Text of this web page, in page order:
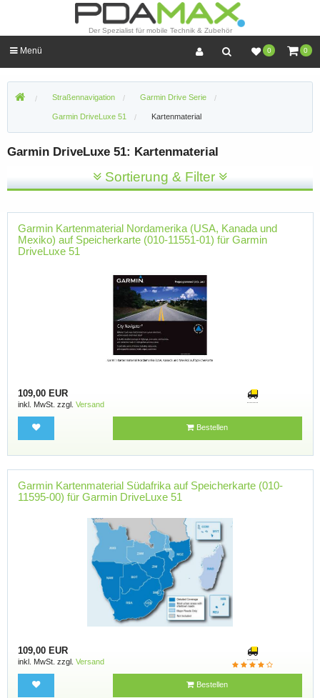
Der Spezialist für mobile Technik & Zubehör
0 0
Menü
Straßennavigation Garmin Drive Serie
Garmin DriveLuxe 51 Kartenmaterial
Garmin DriveLuxe 51: Kartenmaterial
Sortierung & Filter
Garmin Kartenmaterial Nordamerika (USA, Kanada und
Mexiko) auf Speicherkarte (010-11551-01) für Garmin
DriveLuxe 51
109,00 EUR
inkl. MwSt. zzgl. Versand
Bestellen
Garmin Kartenmaterial Südafrika auf Speicherkarte (010-
11595-00) für Garmin DriveLuxe 51
109,00 EUR
inkl. MwSt. zzgl. Versand
Bestellen